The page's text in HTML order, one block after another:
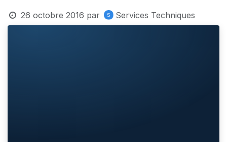
26 octobre 2016 par Services Techniques